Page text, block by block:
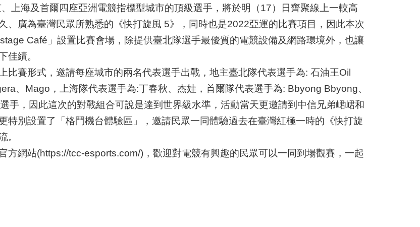
上海及首爾四座亞洲電競指標型城市的頂級選手，將於明（17）日齊聚線上一較高
、廣為臺灣民眾所熟悉的《快打旋風 5》，同時也是2022亞運的比賽項目，因此本次
Café」設置比賽會場，除提供臺北隊選手最優質的電競設備及網路環境外，也讓
佳績。
比賽形式，邀請每座城市的兩名代表選手出戰，地主臺北隊代表選手為: 石油王Oil
、Mago，上海隊代表選手為:丁春秋、杰娃，首爾隊代表選手為: Bbyong Bbyong、
手，因此這次的對戰組合可說是達到世界級水準，活動當天更邀請到中信兄弟峮峮和
特別設置了「格鬥機台體驗區」，邀請民眾一同體驗過去在臺灣紅極一時的《快打旋
。
方網站(https://tcc-esports.com/)，歡迎對電競有興趣的民眾可以一同到場觀賽，一起